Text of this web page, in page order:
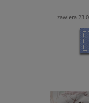
zawiera